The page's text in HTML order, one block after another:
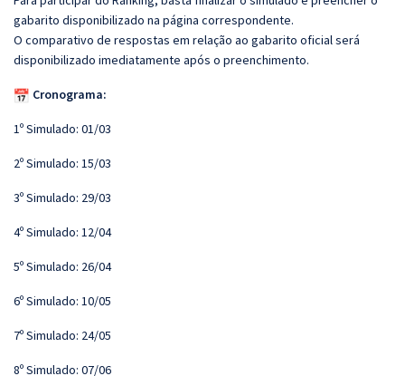
gabarito disponibilizado na página correspondente.
O comparativo de respostas em relação ao gabarito oficial será
disponibilizado imediatamente após o preenchimento.
Cronograma:
1º Simulado: 01/03
2º Simulado: 15/03
3º Simulado: 29/03
4º Simulado: 12/04
5º Simulado: 26/04
6º Simulado: 10/05
7º Simulado: 24/05
8º Simulado: 07/06